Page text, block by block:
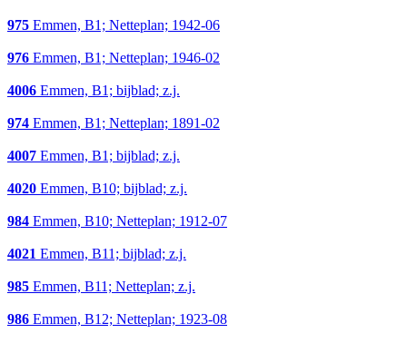
975 Emmen, B1; Netteplan; 1942-06
976 Emmen, B1; Netteplan; 1946-02
4006 Emmen, B1; bijblad; z.j.
974 Emmen, B1; Netteplan; 1891-02
4007 Emmen, B1; bijblad; z.j.
4020 Emmen, B10; bijblad; z.j.
984 Emmen, B10; Netteplan; 1912-07
4021 Emmen, B11; bijblad; z.j.
985 Emmen, B11; Netteplan; z.j.
986 Emmen, B12; Netteplan; 1923-08